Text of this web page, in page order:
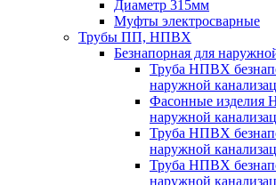
Диаметр 315мм
Муфты электросварные
Трубы ПП, НПВХ
Безнапорная для
Труба НПВХ
наружной
Фасонные
наружной
Труба НПВХ
наружной
Труба НПВХ
наружной